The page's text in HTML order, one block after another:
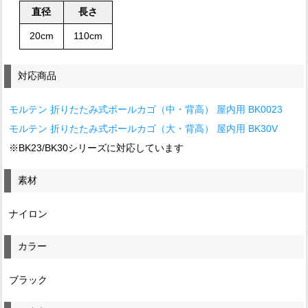
直径 長さ
20cm 110cm
対応商品
モルテン 折りたたみ式ボールカゴ（中・背高） 屋内用 BK0023
モルテン 折りたたみ式ボールカゴ（大・背高） 屋内用 BK30V
※BK23/BK30シリーズに対応しています
素材
ナイロン
カラー
ブラック